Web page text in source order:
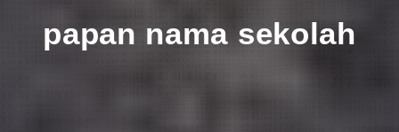
papan nama sekolah